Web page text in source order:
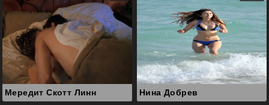
Мередит Скотт Линн Нина Добрев